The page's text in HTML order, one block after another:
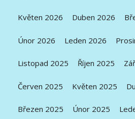
Květen 2026 Duben 2026
Únor 2026 Leden 2026
Listopad 2025 Říjen 2025
Červen 2025 Květen 2025
Březen 2025 Únor 2025